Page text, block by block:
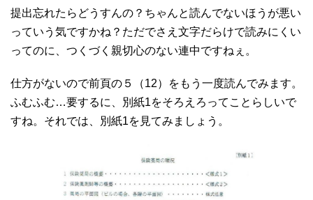
提出忘れたらどうすんの？ちゃんと読んでないほうが悪い
っていう気ですかね？ただでさえ文字だらけで読みにくい
ってのに、つくづく親切心のない連中ですねぇ。
仕方がないので前頁の５（12）をもう一度読んでみます。
ふむふむ…要するに、別紙1をそろえろってことらしいで
すね。それでは、別紙1を見てみましょう。